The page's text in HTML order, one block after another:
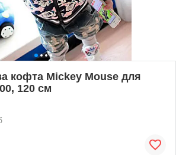
кофта Mickey Mouse для
120 см